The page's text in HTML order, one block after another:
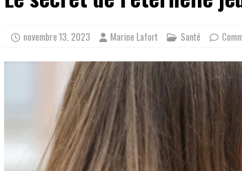
novembre 13, 2023 Marine Lafort Santé